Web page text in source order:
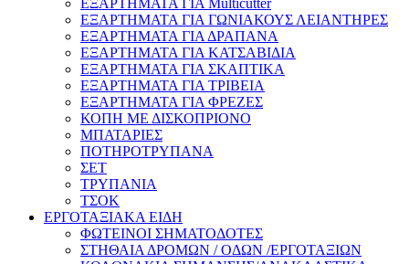
ΕΞΑΡΤΗΜΑΤΑ ΓΙΑ Multicutter
ΕΞΑΡΤΗΜΑΤΑ ΓΙΑ ΓΩΝΙΑΚΟΥΣ ΛΕΙΑΝΤΗΡΕΣ
ΕΞΑΡΤΗΜΑΤΑ ΓΙΑ ΔΡΑΠΑΝΑ
ΕΞΑΡΤΗΜΑΤΑ ΓΙΑ ΚΑΤΣΑΒΙΔΙΑ
ΕΞΑΡΤΗΜΑΤΑ ΓΙΑ ΣΚΑΠΤΙΚΑ
ΕΞΑΡΤΗΜΑΤΑ ΓΙΑ ΤΡΙΒΕΙΑ
ΕΞΑΡΤΗΜΑΤΑ ΓΙΑ ΦΡΕΖΕΣ
ΚΟΠΗ ΜΕ ΔΙΣΚΟΠΡΙΟΝΟ
ΜΠΑΤΑΡΙΕΣ
ΠΟΤΗΡΟΤΡΥΠΑΝΑ
ΣΕΤ
ΤΡΥΠΑΝΙΑ
ΤΣΟΚ
ΕΡΓΟΤΑΞΙΑΚΑ ΕΙΔΗ
ΦΩΤΕΙΝΟΙ ΣΗΜΑΤΟΔΟΤΕΣ
ΣΤΗΘΑΙΑ ΔΡΟΜΩΝ / ΟΔΩΝ /ΕΡΓΟΤΑΞΙΩΝ